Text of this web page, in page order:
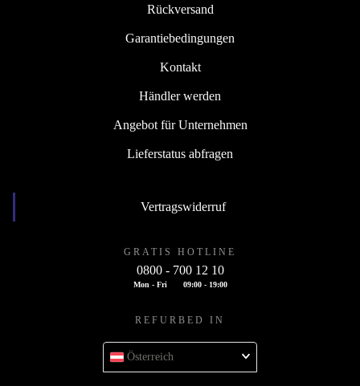
Rückversand
Garantiebedingungen
Kontakt
Händler werden
Angebot für Unternehmen
Lieferstatus abfragen
Vertragswiderruf
GRATIS HOTLINE
0800 - 700 12 10
Mon - Fri 09:00 - 19:00
REFURBED IN
Österreich